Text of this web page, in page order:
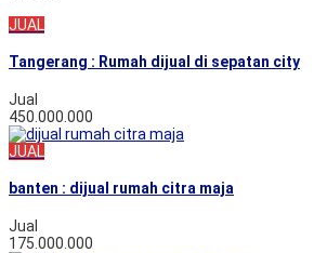
JUAL
Tangerang : Rumah dijual di sepatan city
Jual
450.000.000
JUAL
banten : dijual rumah citra maja
Jual
175.000.000